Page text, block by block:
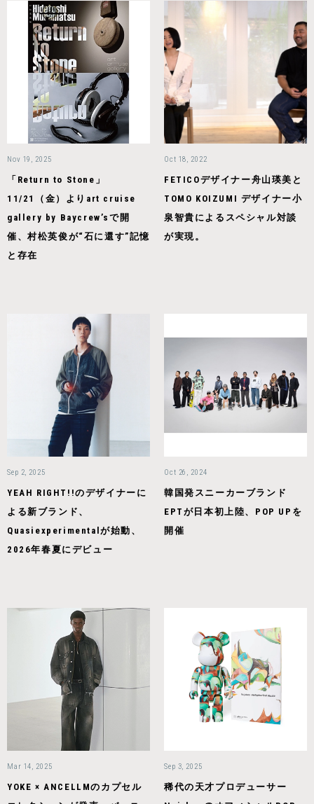
Nov 19, 2025
「Return to Stone」
11/21（金）よりart cruise
gallery by Baycrew’sで開
催、村松英俊が“石に還す”記憶
と存在
Oct 18, 2022
FETICOデザイナー舟山瑛美と
TOMO KOIZUMI デザイナー小
泉智貴によるスペシャル対談
が実現。
Sep 2, 2025
YEAH RIGHT!!のデザイナーに
よる新ブランド、
Quasiexperimentalが始動、
2026年春夏にデビュー
Oct 26, 2024
韓国発スニーカーブランド
EPTが日本初上陸、POP UPを
開催
Mar 14, 2025
YOKE × ANCELLMのカプセル
Sep 3, 2025
稀代の天才プロデューサー